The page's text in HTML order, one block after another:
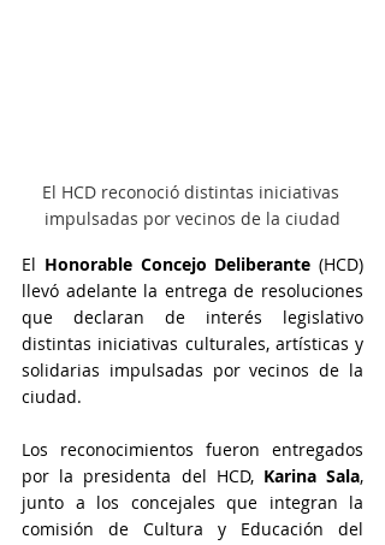
El HCD reconoció distintas iniciativas
impulsadas por vecinos de la ciudad
El Honorable Concejo Deliberante (HCD)
llevó adelante la entrega de resoluciones
que declaran de interés legislativo
distintas iniciativas culturales, artísticas y
solidarias impulsadas por vecinos de la
ciudad.
Los reconocimientos fueron entregados
por la presidenta del HCD, Karina Sala,
junto a los concejales que integran la
comisión de Cultura y Educación del